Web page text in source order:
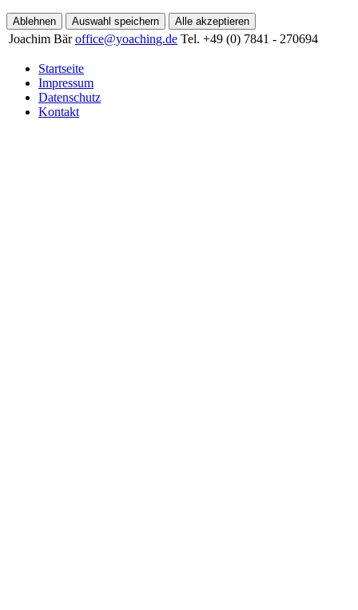
Ablehnen Auswahl speichern Alle akzeptieren
Joachim Bär office@yoaching.de Tel. +49 (0) 7841 - 270694
Startseite
Impressum
Datenschutz
Kontakt